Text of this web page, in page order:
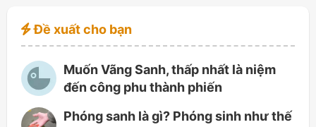
Đề xuất cho bạn
Muốn Vãng Sanh, thấp nhất là niệm
đến công phu thành phiến
Phóng sanh là gì? Phóng sinh như thế